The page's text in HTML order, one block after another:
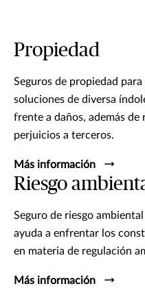
Propiedad
Seguros de propiedad
soluciones de diversa
frente a daños, además de
perjuicios a terceros.
Más información
Riesgo
Seguro de riesgo
ayuda a enfrentar los
en materia de regulación
Más información